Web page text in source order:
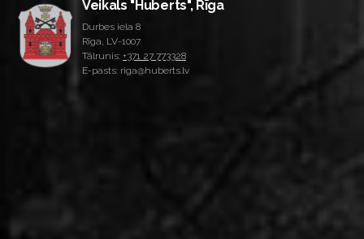
Veikals "Huberts", Rīga
Durbes iela 8
Rīga, LV-1007
Tālrunis: +371 27 773328
E-pasts: riga@huberts.lv